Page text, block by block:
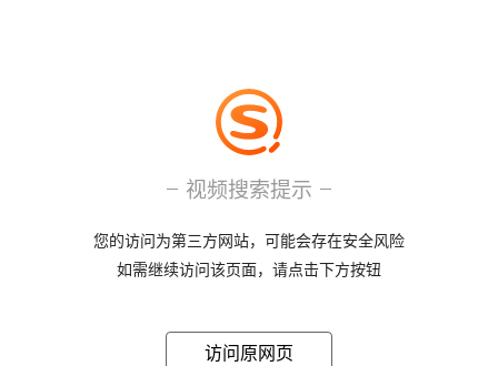
视频搜索提示
您的访问为第三方网站，可能会存在安全风险
如需继续访问该页面，请点击下方按钮
访问原网页